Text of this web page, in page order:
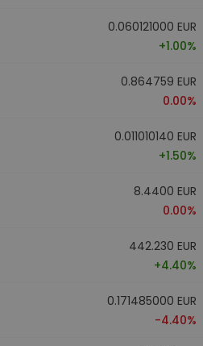
0.060121000 EUR
+1.00%
0.864759 EUR
0.00%
0.011010140 EUR
+1.50%
8.4400 EUR
0.00%
442.230 EUR
+4.40%
0.171485000 EUR
-4.40%